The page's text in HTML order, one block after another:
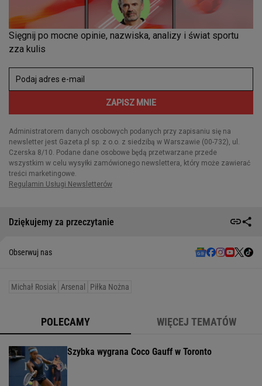
Dziękujemy za przeczytanie
Obserwuj nas
Michał Rosiak Arsenal Piłka Nożna
POLECAMY WIĘCEJ TEMATÓW
Szybka wygrana Coco Gauff w Toronto